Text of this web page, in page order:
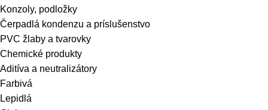
Konzoly, podložky
Čerpadlá kondenzu a príslušenstvo
PVC žlaby a tvarovky
Chemické produkty
Aditíva a neutralizátory
Farbivá
Lepidlá